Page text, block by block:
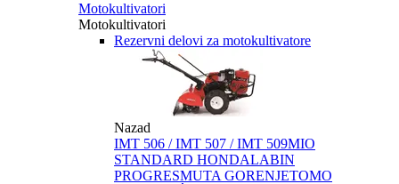
Motokultivatori
Motokultivatori
Rezervni delovi za motokultivatore
Nazad
IMT 506 / IMT 507 / IMT 509MIO
STANDARD HONDALABIN
PROGRESMUTA GORENJETOMO